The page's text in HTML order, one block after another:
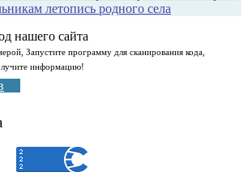
летопись родного села
нашего сайта
Запустите программу для сканирования кода,
информацию!